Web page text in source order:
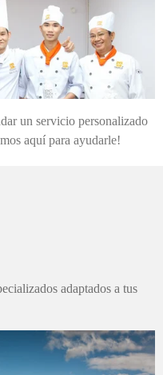
un servicio personalizado
aquí para ayudarle!
adaptados a tus